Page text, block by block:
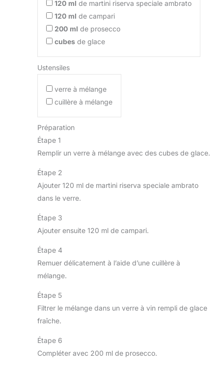
120 ml de martini riserva speciale ambrato
120 ml de campari
200 ml de prosecco
cubes de glace
Ustensiles
verre à mélange
cuillère à mélange
Préparation
Étape 1
Remplir un verre à mélange avec des cubes de glace.
Étape 2
Ajouter 120 ml de martini riserva speciale ambrato
dans le verre.
Étape 3
Ajouter ensuite 120 ml de campari.
Étape 4
Remuer délicatement à l’aide d’une cuillère à
mélange.
Étape 5
Filtrer le mélange dans un verre à vin rempli de glace
fraîche.
Étape 6
Compléter avec 200 ml de prosecco.